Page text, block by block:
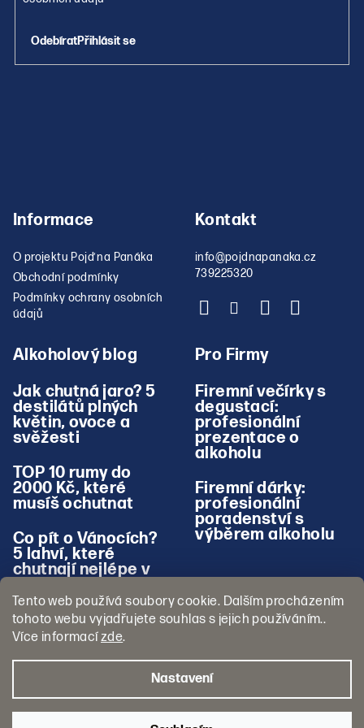
Tento web používá soubory cookie. Dalším procházením
tohoto webu vyjadřujete souhlas s jejich používáním..
Více informacízde.
Nastavení
p
Přihlásit se
Informace
O projektu Pojď na Panáka
Obchodní podmínky
Podmínky ochrany osobních
údajů
Kontakt
info@pojdnapanaka.cz
739225320
Alkoholový blog
Jak chutná jaro? 5
destilátů plných
květin, ovoce a
svěžesti
TOP 10 rumy do
2000 Kč, které
musíš ochutnat
Co pít o Vánocích?
5 lahví, které
chutnají nejlépe v
Pro Firmy
Firemní večírky s
degustací:
profesionální
prezentace o
alkoholu
Firemní dárky:
profesionální
poradenství s
výběrem alkoholu